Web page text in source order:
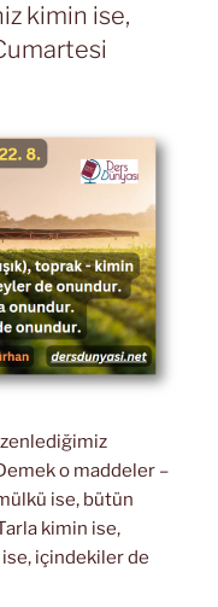
kimin ise,
o maddeler –
ise, bütün
kimin ise,
içindekiler de